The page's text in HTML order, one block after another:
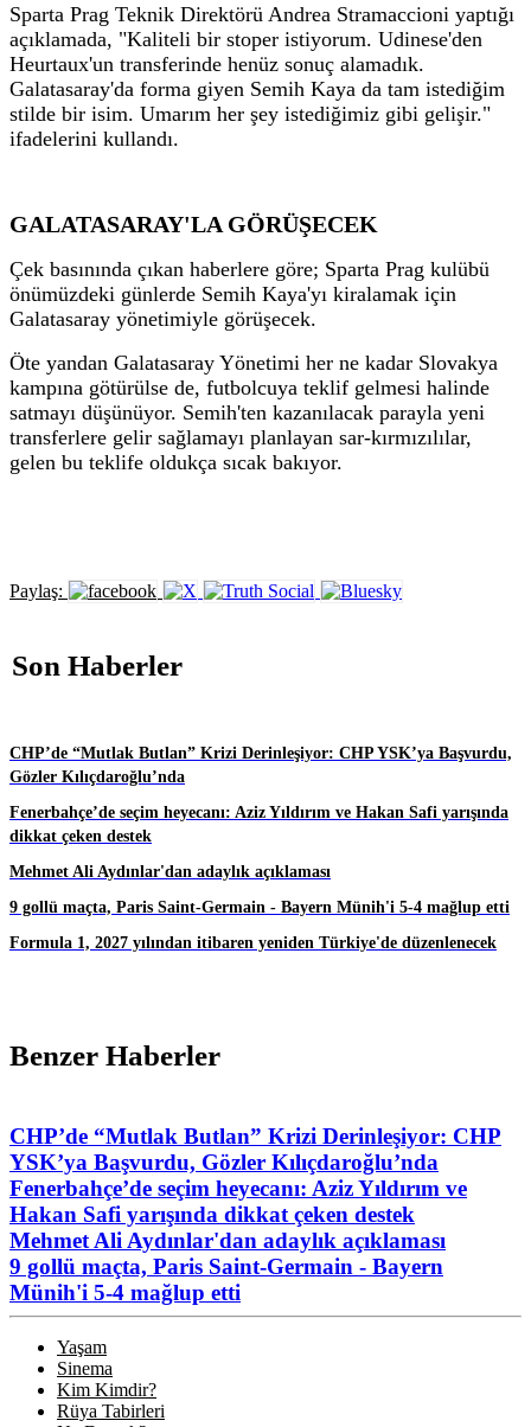
Sparta Prag Teknik Direktörü Andrea Stramaccioni yaptığı
açıklamada, "Kaliteli bir stoper istiyorum. Udinese'den
Heurtaux'un transferinde henüz sonuç alamadık.
Galatasaray'da forma giyen Semih Kaya da tam istediğim
stilde bir isim. Umarım her şey istediğimiz gibi gelişir."
ifadelerini kullandı.
GALATASARAY'LA GÖRÜŞECEK
Çek basınında çıkan haberlere göre; Sparta Prag kulübü
önümüzdeki günlerde Semih Kaya'yı kiralamak için
Galatasaray yönetimiyle görüşecek.
Öte yandan Galatasaray Yönetimi her ne kadar Slovakya
kampına götürülse de, futbolcuya teklif gelmesi halinde
satmayı düşünüyor. Semih'ten kazanılacak parayla yeni
transferlere gelir sağlamayı planlayan sar-kırmızılılar,
gelen bu teklife oldukça sıcak bakıyor.
Paylaş:
Son Haberler
CHP’de “Mutlak Butlan” Krizi Derinleşiyor: CHP YSK’ya Başvurdu,
Gözler Kılıçdaroğlu’nda
Fenerbahçe’de seçim heyecanı: Aziz Yıldırım ve Hakan Safi yarışında
dikkat çeken destek
Mehmet Ali Aydınlar'dan adaylık açıklaması
9 gollü maçta, Paris Saint-Germain - Bayern Münih'i 5-4 mağlup etti
Formula 1, 2027 yılından itibaren yeniden Türkiye'de düzenlenecek
Benzer Haberler
CHP’de “Mutlak Butlan” Krizi Derinleşiyor: CHP
YSK’ya Başvurdu, Gözler Kılıçdaroğlu’nda
Fenerbahçe’de seçim heyecanı: Aziz Yıldırım ve
Hakan Safi yarışında dikkat çeken destek
Mehmet Ali Aydınlar'dan adaylık açıklaması
9 gollü maçta, Paris Saint-Germain - Bayern
Münih'i 5-4 mağlup etti
Yaşam
Sinema
Kim Kimdir?
Rüya Tabirleri